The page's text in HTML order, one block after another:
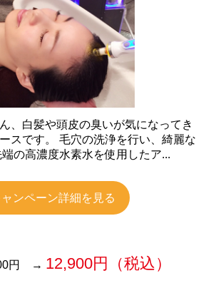
、白髪や頭皮の臭いが気になってき
スです。 毛穴の洗浄を行い、綺麗な
の高濃度水素水を使用したア...
ンペーン詳細を見る
円 → 12,900円（税込）